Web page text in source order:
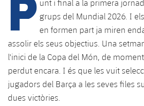
plusicon
més
Instal·lacions
Spotify Camp Nou
SUB13
SUB12
SUB11 A
SUB13 B
SUB12 C
SUB11 C
Entrades
Gameday Shows
Resultats
Classificacions
Base
Barça Atlètic
Junior
Cadet A
Cadet B
Campus Estiu
PLUSICON
MÉS
Primer Equip
plusicon
més
Actualitat
Barça Atlètic
plusicon
més
unt i final a la primera
grups del Mundial 2026. I
en formen part ja miren
assolir els seus objectius. Una
l'inici de la Copa del Món, de
perdut encara. I és que les vuit
jugadors del Barça a les seves files
dues victòries.